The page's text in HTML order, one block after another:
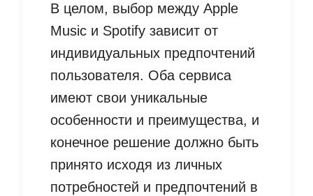
В целом, выбор между Apple
Music и Spotify зависит от
индивидуальных предпочтений
пользователя. Оба сервиса
имеют свои уникальные
особенности и преимущества, и
конечное решение должно быть
принято исходя из личных
потребностей и предпочтений в